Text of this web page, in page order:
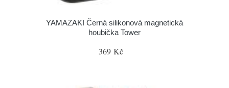
YAMAZAKI Černá silikonová magnetická
houbička Tower
369 Kč